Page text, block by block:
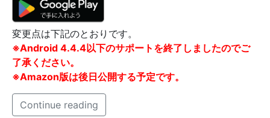
変更点は下記のとおりです。
※Android 4.4.4以下のサポートを終了しましたのでご
了承ください。
※Amazon版は後日公開する予定です。
Continue reading